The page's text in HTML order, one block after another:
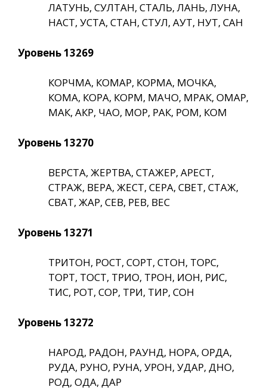
ЛАТУНЬ, СУЛТАН, СТАЛЬ, ЛАНЬ, ЛУНА,
НАСТ, УСТА, СТАН, СТУЛ, АУТ, НУТ, САН
Уровень 13269
КОРЧМА, КОМАР, КОРМА, МОЧКА,
КОМА, КОРА, КОРМ, МАЧО, МРАК, ОМАР,
МАК, АКР, ЧАО, МОР, РАК, РОМ, КОМ
Уровень 13270
ВЕРСТА, ЖЕРТВА, СТАЖЕР, АРЕСТ,
СТРАЖ, ВЕРА, ЖЕСТ, СЕРА, СВЕТ, СТАЖ,
СВАТ, ЖАР, СЕВ, РЕВ, ВЕС
Уровень 13271
ТРИТОН, РОСТ, СОРТ, СТОН, ТОРС,
ТОРТ, ТОСТ, ТРИО, ТРОН, ИОН, РИС,
ТИС, РОТ, СОР, ТРИ, ТИР, СОН
Уровень 13272
НАРОД, РАДОН, РАУНД, НОРА, ОРДА,
РУДА, РУНО, РУНА, УРОН, УДАР, ДНО,
РОД, ОДА, ДАР